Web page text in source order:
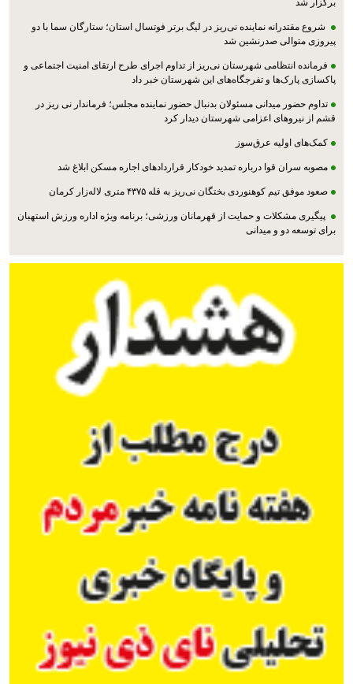
برگزار شد
شروع مقتدرانه نماینده نی‌ریز در لیگ برتر فوتسال استان؛ ستارگان سما با دو
پیروزی متوالی صدرنشین شد
فرمانده انتظامی شهرستان نی‌ریز از تداوم اجرای طرح ارتقای امنیت اجتماعی و
پاکسازی پارک‌ها و تفرجگاه‌های این شهرستان خبر داد
تداوم حضور میدانی مسئولان بدنبال حضور نماینده مجلس؛ فرماندار نی ریز در
قشم از نیروهای اعزامی شهرستان دیدار کرد
کمک‌های اولیه عرق‌سوز
مصوبه سران قوا درباره تمدید خودکار قراردادهای اجاره مسکن ابلاغ شد
صعود موفق تیم کوهنوردی بختگان نی‌ریز به قله ۴۳۷۵ متری لاله‌زار کرمان
پیگیری مشکلات و حمایت از قهرمانان ورزشی؛ برنامه ویژه اداره ورزش استهبان
برای توسعه دو و میدانی